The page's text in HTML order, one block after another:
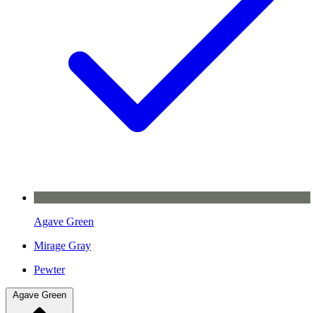
Agave Green
Mirage Gray
Pewter
Agave Green